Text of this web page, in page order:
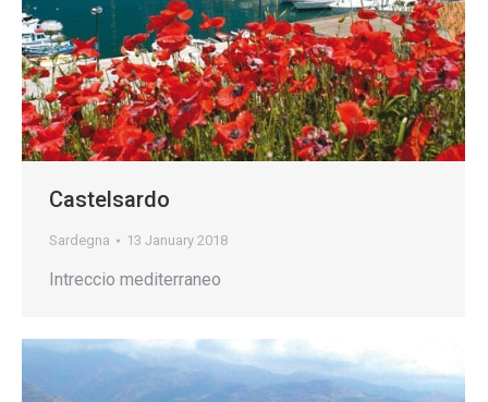
Castelsardo
Sardegna 13 January 2018
Intreccio mediterraneo